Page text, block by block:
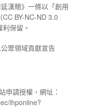
漢簡》一條以「創用
BY-NC-ND 3.0
保留。
眾領域貢獻宣告
申請授權，網址：
ihponline?